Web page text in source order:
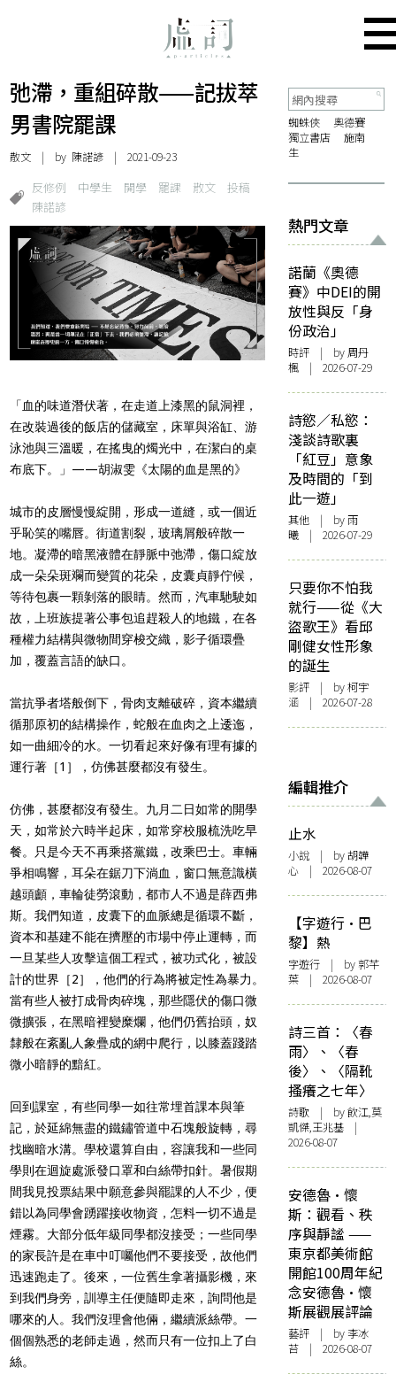
弛滯，重組碎散——記拔萃
男書院罷課
散文 | by 陳諾諺 | 2021-09-23
反修例 中學生 開學 罷課 散文
投稿
陳諾諺
「血的味道潛伏著，在走道上漆黑的鼠洞裡，
在改裝過後的飯店的儲藏室，床單與浴缸、游
泳池與三溫暖，在搖曳的燭光中，在潔白的桌
布底下。」——胡淑雯《太陽的血是黑的》
城市的皮層慢慢綻開，形成一道縫，或一個近
乎恥笑的嘴唇。街道割裂，玻璃屑般碎散一
地。凝滯的暗黑液體在靜脈中弛滯，傷口綻放
成一朵朵斑斕而變質的花朵，皮囊貞靜佇候，
等待包裹一顆剝落的眼睛。然而，汽車馳駛如
故，上班族提著公事包追趕殺人的地鐵，在各
種權力結構與微物間穿梭交織，影子循環疊
加，覆蓋言語的缺口。
當抗爭者塔般倒下，骨肉支離破碎，資本繼續
循那原初的結構操作，蛇般在血肉之上逶迤，
如一曲細冷的水。一切看起來好像有理有據的
運行著［1］，仿佛甚麼都沒有發生。
仿佛，甚麼都沒有發生。九月二日如常的開學
天，如常於六時半起床，如常穿校服梳洗吃早
餐。只是今天不再乘搭黨鐵，改乘巴士。車輛
爭相鳴響，耳朵在鋸刀下淌血，窗口無意識橫
越頭顱，車輪徒勞滾動，都市人不過是薛西弗
斯。我們知道，皮囊下的血脈總是循環不斷，
資本和基建不能在擠壓的市場中停止運轉，而
一旦某些人攻擊這個工程式，被功式化，被設
計的世界［2］，他們的行為將被定性為暴力。
當有些人被打成骨肉碎塊，那些隱伏的傷口微
微擴張，在黑暗裡變糜爛，他們仍舊抬頭，奴
隸般在紊亂人象疊成的網中爬行，以膝蓋踐踏
微小暗靜的黯紅。
回到課室，有些同學一如往常埋首課本與筆
記，於延綿無盡的鐵鏽管道中石塊般旋轉，尋
找幽暗水溝。學校還算自由，容讓我和一些同
學則在迴旋處派發口罩和白絲帶扣針。暑假期
間我見投票結果中願意參與罷課的人不少，便
錯以為同學會踴躍接收物資，怎料一切不過是
煙霧。大部分低年級同學都沒接受；一些同學
的家長許是在車中叮囑他們不要接受，故他們
迅速跑走了。後來，一位舊生拿著攝影機，來
到我們身旁，訓導主任便隨即走來，詢問他是
哪來的人。我們沒理會他倆，繼續派絲帶。一
個個熟悉的老師走過，然而只有一位扣上了白
絲。
蜘蛛俠
奧德賽
獨立書店
施南
生
熱門文章
諾蘭《奧德
賽》中DEI的開
放性與反「身
份政治」
時評 | by周丹
楓 | 2026-07-29
詩慾／私慾：
淺談詩歌裏
「紅豆」意象
及時間的「到
此一遊」
其他 | by 雨
曦 | 2026-07-29
只要你不怕我
就行——從《大
盜歌王》看邱
剛健女性形象
的誕生
影評 | by 柯宇
涵 | 2026-07-28
編輯推介
止水
小說 | by 胡韡
心 | 2026-08-07
【字遊行·巴
黎】熱
字遊行 | by 郭芊
葉 | 2026-08-07
詩三首：〈春
雨〉、〈春
後〉、〈隔靴
搔癢之七年〉
詩歌 | by 飲江,莫
凱傑,王兆基 |
2026-08-07
安德魯·懷
斯：觀看、秩
序與靜謐 ——
東京都美術館
開館100周年紀
念安德魯·懷
斯展觀展評論
藝評 | by 李冰
苔 | 2026-08-07